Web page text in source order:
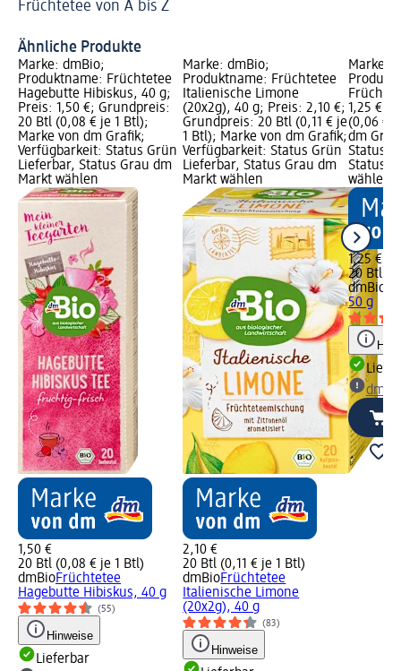
Früchtetee von A bis Z
Ähnliche Produkte
Marke: dmBio;
Produktname: Früchtetee
Hagebutte Hibiskus, 40 g;
Preis: 1,50 €; Grundpreis:
20 Btl (0,08 € je 1 Btl);
Marke von dm Grafik;
Verfügbarkeit: Status Grün
Lieferbar, Status Grau dm
Markt wählen
1,50 €
20 Btl (0,08 € je 1 Btl)
dmBioFrüchtetee
Hagebutte Hibiskus, 40 g
(55)
Hinweise
Lieferbar
Marke: dmBio;
Produktname: Früchtetee
Italienische Limone
(20x2g), 40 g; Preis: 2,10 €;
Grundpreis: 20 Btl (0,11 € je
1 Btl); Marke von dm Grafik;
Verfügbarkeit: Status Grün
Lieferbar, Status Grau dm
Markt wählen
2,10 €
20 Btl (0,11 € je 1 Btl)
dmBioFrüchtetee
Italienische Limone
(20x2g), 40 g
(83)
Hinweise
Marke:
Früchte
1,25 €;
(0,06 €
dm
Status
Status
wählen
1,25 €
20 Btl
dmBio
50 g
dm